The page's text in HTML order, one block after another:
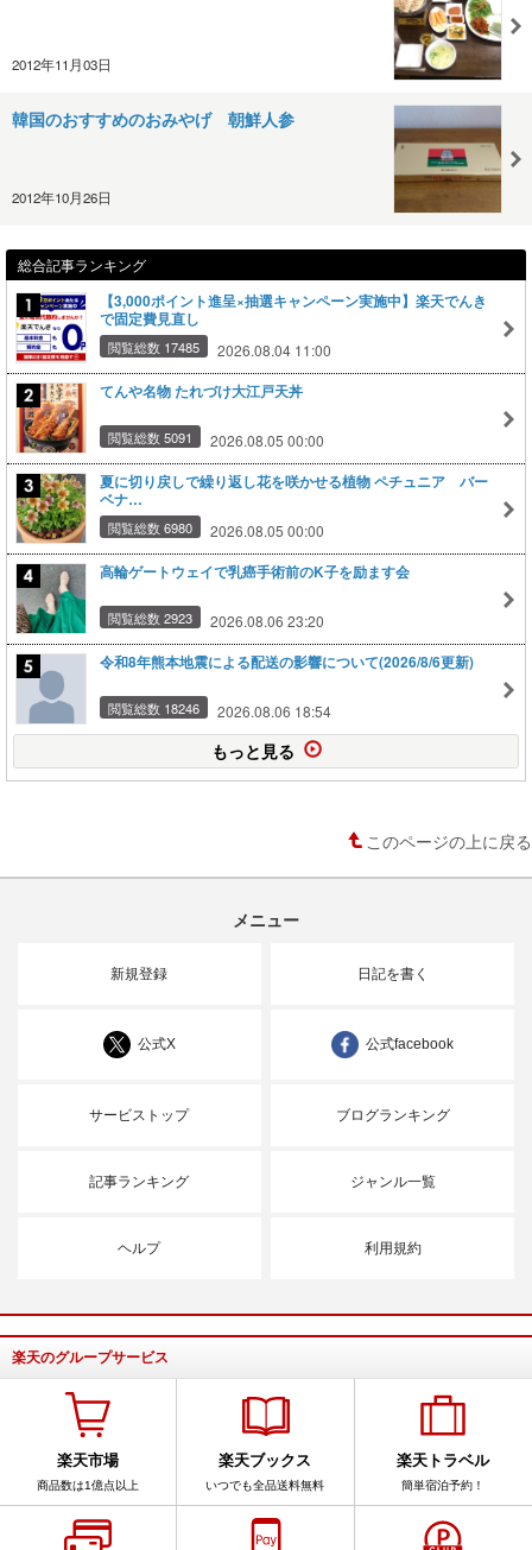
2012年11月03日
韓国のおすすめのおみやげ 朝鮮人参
2012年10月26日
総合記事ランキング
【3,000ポイント進呈×抽選キャンペーン実施中】楽天でんき
で固定費見直し
閲覧総数 17485 2026.08.04 11:00
てんや名物 たれづけ大江戸天丼
閲覧総数 5091 2026.08.05 00:00
夏に切り戻しで繰り返し花を咲かせる植物 ペチュニア バー
ベナ…
閲覧総数 6980 2026.08.05 00:00
高輪ゲートウェイで乳癌手術前のK子を励ます会
閲覧総数 2923 2026.08.06 23:20
令和8年熊本地震による配送の影響について(2026/8/6更新)
閲覧総数 18246 2026.08.06 18:54
もっと見る
このページの上に戻る
メニュー
新規登録 日記を書く
公式X 公式facebook
サービストップ ブログランキング
記事ランキング ジャンル一覧
ヘルプ 利用規約
楽天のグループサービス
楽天市場
商品数は1億点以上
楽天ブックス
いつでも全品送料無料
楽天トラベル
簡単宿泊予約！